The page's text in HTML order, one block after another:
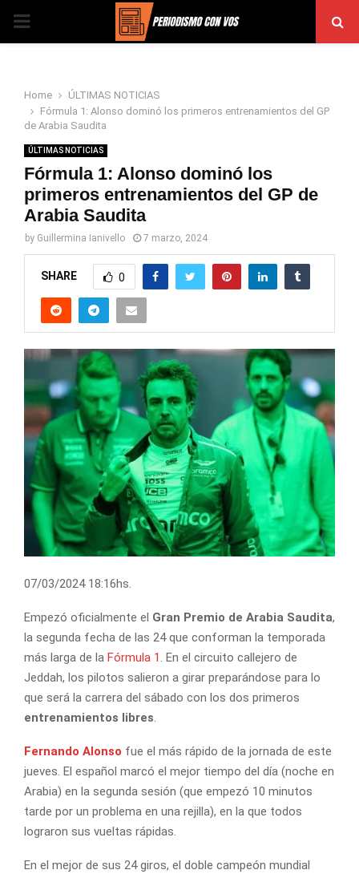
PRIMARY
Home
ÚLTIMAS NOTICIAS
Fórmula 1: Alonso dominó los primeros entrenamientos del GP
de Arabia Saudita
ÚLTIMAS NOTICIAS
Fórmula 1: Alonso dominó los
primeros entrenamientos del GP de
Arabia Saudita
by Guillermina Ianivello 7 marzo, 2024
SHARE 0
07/03/2024 18:16hs.
Empezó oficialmente el Gran Premio de Arabia Saudita,
la segunda fecha de las 24 que conforman la temporada
más larga de la Fórmula 1 . En el circuito callejero de
Jeddah, los pilotos salieron a girar preparándose para lo
que será la carrera del sábado con los dos primeros
entrenamientos libres.
Fernando Alonso fue el más rápido de la jornada de este
jueves. El español marcó el mejor tiempo del día (noche en
Arabia) en la segunda sesión (que empezó 10 minutos
tarde por un problema en una rejilla), en la que todos
lograron sus vueltas rápidas.
En el mejor de sus 24 giros, el doble campeón mundial